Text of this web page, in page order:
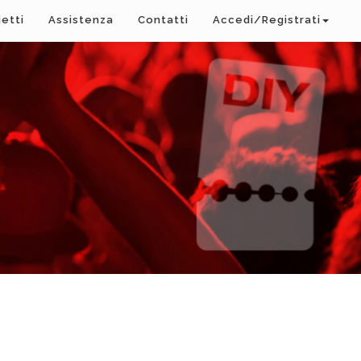
Assistenza Contatti Accedi/Registrati